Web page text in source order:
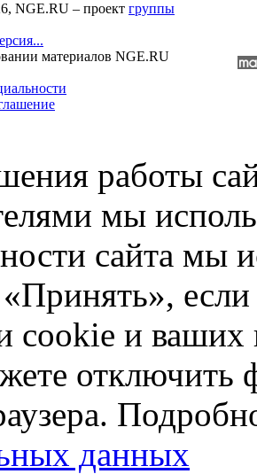
NGE.RU – проект группы
материалов NGE.RU
работы
мы
сайта мы
если
cookie и
отключить
данных